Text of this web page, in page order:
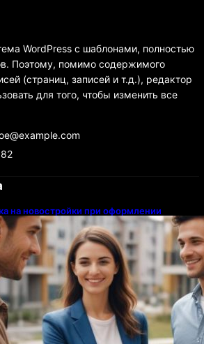
WordPress с шаблонами, полностью
Поэтому, помимо содержимого
(страниц, записей и т.д.), редактор
для того, чтобы изменить все
на новостройки при оформлении
у застройщика